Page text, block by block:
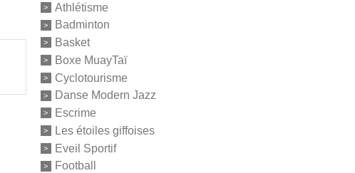
Athlétisme
Badminton
Basket
Boxe MuayTaï
Cyclotourisme
Danse Modern Jazz
Escrime
Les étoiles giffoises
Eveil Sportif
Football